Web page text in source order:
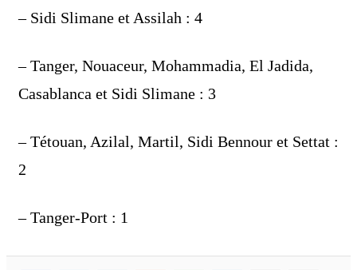
– Sidi Slimane et Assilah : 4
– Tanger, Nouaceur, Mohammadia, El Jadida,
Casablanca et Sidi Slimane : 3
– Tétouan, Azilal, Martil, Sidi Bennour et Settat :
2
– Tanger-Port : 1